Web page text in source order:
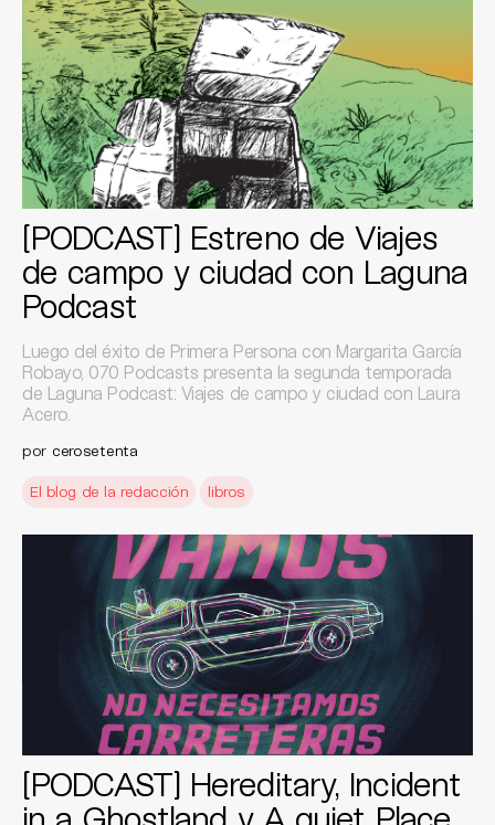
[PODCAST] Estreno de Viajes
de campo y ciudad con Laguna
Podcast
Luego del éxito de Primera Persona con Margarita García
Robayo, 070 Podcasts presenta la segunda temporada
de Laguna Podcast: Viajes de campo y ciudad con Laura
Acero.
por cerosetenta
El blog de la redacción libros
[PODCAST] Hereditary, Incident